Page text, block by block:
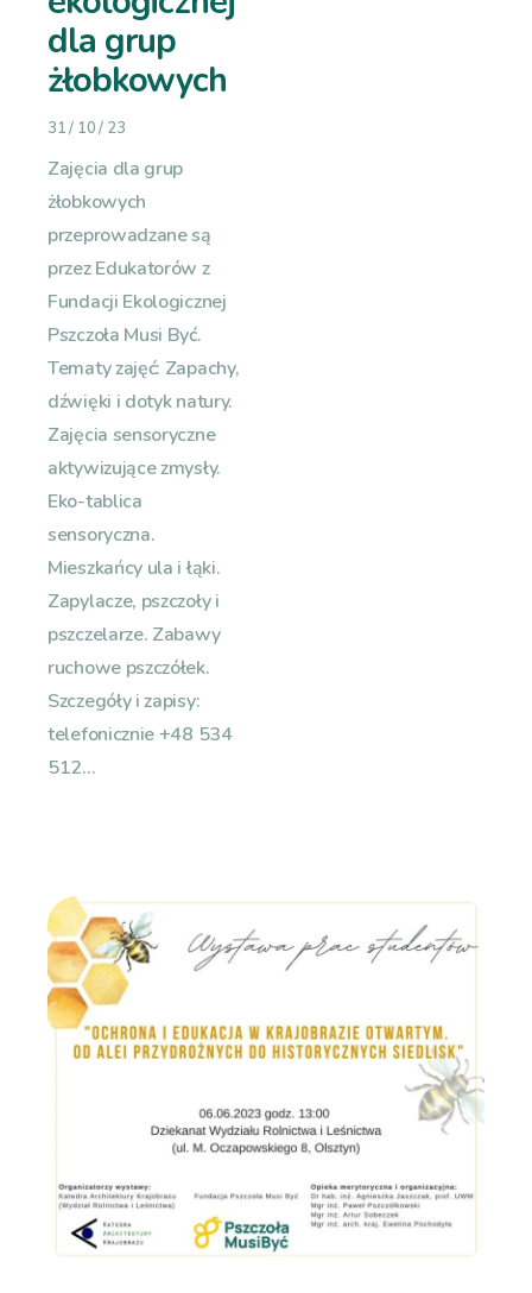
dla grup
żłobkowych
31 / 10 / 23
Zajęcia dla grup
żłobkowych
przeprowadzane są
przez Edukatorów z
Fundacji Ekologicznej
Pszczoła Musi Być.
Tematy zajęć: Zapachy,
dźwięki i dotyk natury.
Zajęcia sensoryczne
aktywizujące zmysły.
Eko-tablica
sensoryczna.
Mieszkańcy ula i łąki.
Zapylacze, pszczoły i
pszczelarze. Zabawy
ruchowe pszczółek.
Szczegóły i zapisy:
telefonicznie +48 534
512...